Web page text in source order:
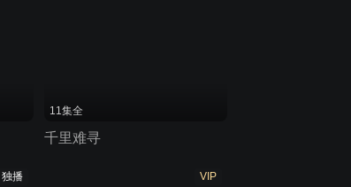
11集全
千里难寻
独播 VIP